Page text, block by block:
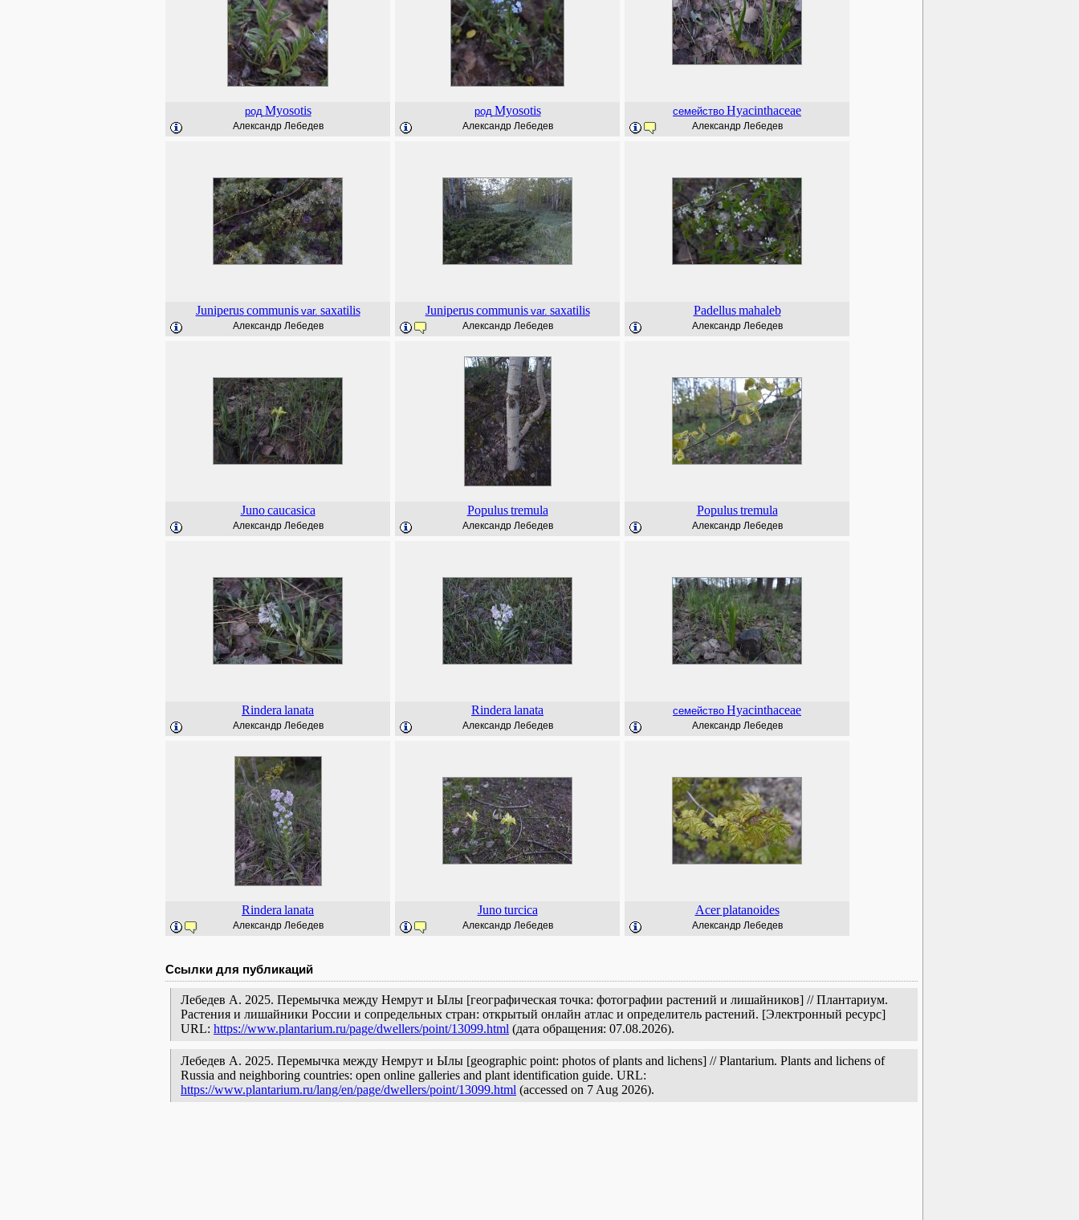
род Myosotis
Александр Лебедев
род Myosotis
Александр Лебедев
семейство Hyacinthaceae
Александр Лебедев
Juniperus communis var. saxatilis
Александр Лебедев
Juniperus communis var. saxatilis
Александр Лебедев
Padellus mahaleb
Александр Лебедев
Juno caucasica
Александр Лебедев
Populus tremula
Александр Лебедев
Populus tremula
Александр Лебедев
Rindera lanata
Александр Лебедев
Rindera lanata
Александр Лебедев
семейство Hyacinthaceae
Александр Лебедев
Rindera lanata
Александр Лебедев
Juno turcica
Александр Лебедев
Acer platanoides
Александр Лебедев
Ссылки для публикаций
Лебедев А. 2025. Перемычка между Немрут и Ылы [географическая точка: фотографии растений и лишайников] // Плантариум.
Растения и лишайники России и сопредельных стран: открытый онлайн атлас и определитель растений. [Электронный ресурс]
URL: https://www.plantarium.ru/page/dwellers/point/13099.html (дата обращения: 07.08.2026).
Лебедев А. 2025. Перемычка между Немрут и Ылы [geographic point: photos of plants and lichens] // Plantarium. Plants and lichens of
Russia and neighboring countries: open online galleries and plant identification guide. URL:
https://www.plantarium.ru/lang/en/page/dwellers/point/13099.html (accessed on 7 Aug 2026).